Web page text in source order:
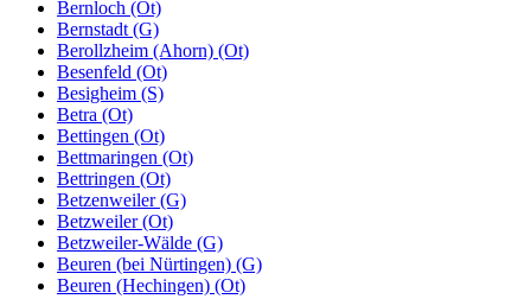
Bernloch (Ot)
Bernstadt (G)
Berollzheim (Ahorn) (Ot)
Besenfeld (Ot)
Besigheim (S)
Betra (Ot)
Bettingen (Ot)
Bettmaringen (Ot)
Bettringen (Ot)
Betzenweiler (G)
Betzweiler (Ot)
Betzweiler-Wälde (G)
Beuren (bei Nürtingen) (G)
Beuren (Hechingen) (Ot)